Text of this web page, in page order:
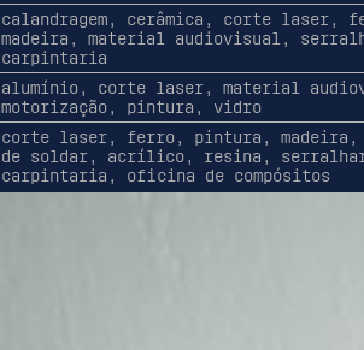
calandragem, cerâmica, corte laser,
madeira, material audiovisual,
carpintaria
alumínio, corte laser, material
motorização, pintura, vidro
corte laser, ferro, pintura, madeira,
de soldar, acrílico, resina,
carpintaria, oficina de compósitos